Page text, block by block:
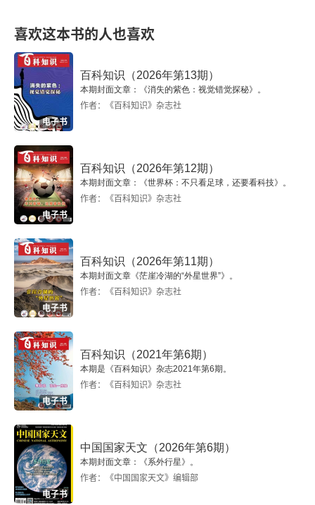
喜欢这本书的人也喜欢
电子书
百科知识（2026年第13期）
本期封面文章：《消失的紫色：视觉错觉探秘》。
作者：《百科知识》杂志社
电子书
百科知识（2026年第12期）
本期封面文章：《世界杯：不只看足球，还要看科技》。
作者：《百科知识》杂志社
电子书
百科知识（2026年第11期）
本期封面文章《茫崖冷湖的“外星世界”》。
作者：《百科知识》杂志社
电子书
百科知识（2021年第6期）
本期是《百科知识》杂志2021年第6期。
作者：《百科知识》杂志社
电子书
中国国家天文（2026年第6期）
本期封面文章：《系外行星》。
作者：《中国国家天文》编辑部